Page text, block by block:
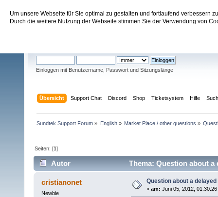
Um unsere Webseite für Sie optimal zu gestalten und fortlaufend verbessern
Durch die weitere Nutzung der Webseite stimmen Sie der Verwendung von
Sundtek Support Forum
Einloggen mit Benutzername, Passwort und Sitzungslänge
Übersicht Support Chat Discord Shop Ticketsystem Hilfe
Sundtek Support Forum » English» Market Place / other questions »
Seiten: [1]
Autor Thema: Question about a
cristianonet
Newbie
Question about a
« am: Juni 05, 2012,